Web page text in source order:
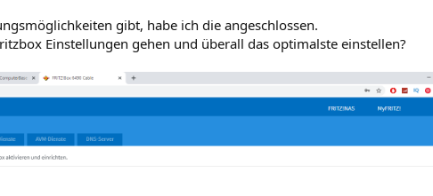
gibt, habe ich die angeschlossen.
Einstellungen gehen und überall das optimalste einstellen?